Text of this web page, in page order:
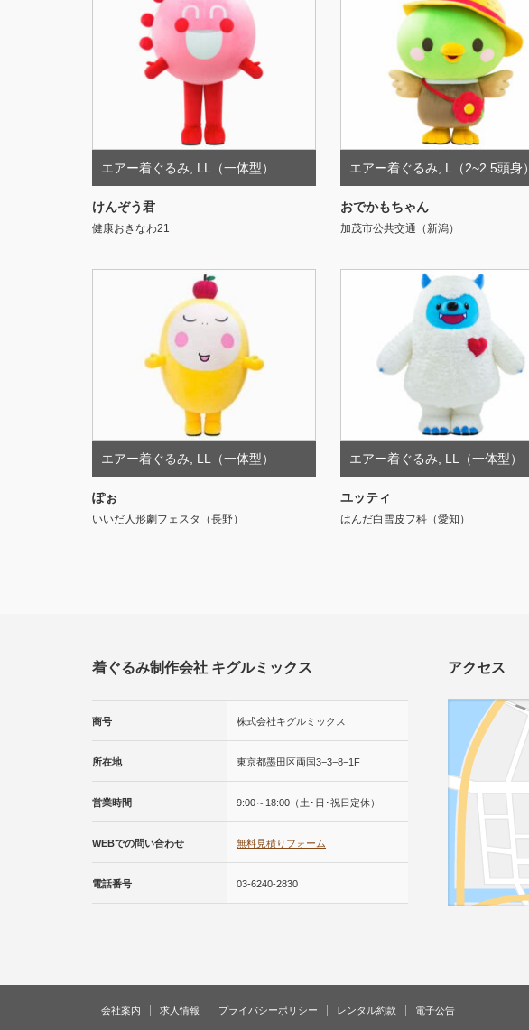
エアー着ぐるみ LL（一体型）
けんぞう君
健康おきなわ21
エアー着ぐるみ L（2~2.5頭身）
おでかもちゃん
加茂市公共交通（新潟）
エアー着ぐるみ LL（一体型）
ぽぉ
いいだ人形劇フェスタ（長野）
エアー着ぐるみ LL（一体型）
ユッティ
はんだ白雪皮フ科（愛知）
着ぐるみ制作会社 キグルミックス
商号 株式会社キグルミックス
所在地 東京都墨田区両国3−3−8−1F
営業時間 9:00～18:00（土･日･祝日定休）
WEBでの問い合わせ 無料見積りフォーム
電話番号 03-6240-2830
アクセス
会社案内 求人情報 プライバシーポリシー レンタル約款 電子公告